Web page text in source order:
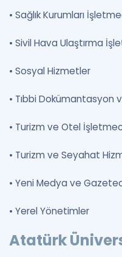
• Sağlık Kurumları
• Sivil Hava Ulaştırma
• Sosyal Hizmetler
• Tıbbi Dokümantasyon
• Turizm ve Otel
• Turizm ve Seyahat
• Yeni Medya ve
• Yerel Yönetimler
Atatürk